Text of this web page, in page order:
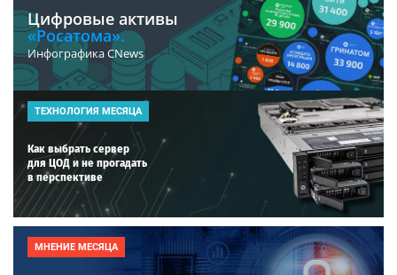
Цифровые активы
«Росатома».
Инфографика CNews
ТЕХНОЛОГИЯ МЕСЯЦА
Как выбрать сервер
для ЦОД и не прогадать
в перспективе
МНЕНИЕ МЕСЯЦА